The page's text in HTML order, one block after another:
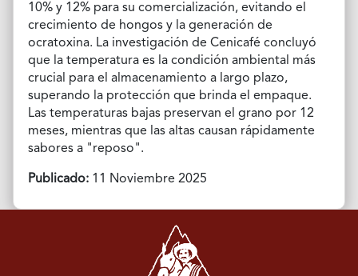
10% y 12% para su comercialización, evitando el
crecimiento de hongos y la generación de
ocratoxina. La investigación de Cenicafé concluyó
que la temperatura es la condición ambiental más
crucial para el almacenamiento a largo plazo,
superando la protección que brinda el empaque.
Las temperaturas bajas preservan el grano por 12
meses, mientras que las altas causan rápidamente
sabores a "reposo".
Publicado:11 Noviembre 2025